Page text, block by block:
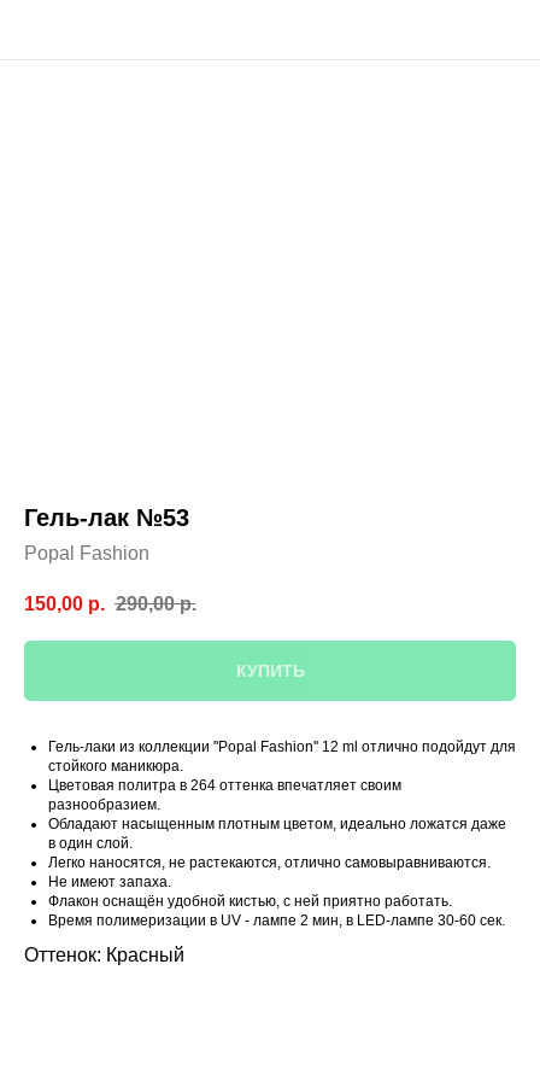
Гель-лак №53
Popal Fashion
150,00 р. 290,00 р.
КУПИТЬ
Гель-лаки из коллекции ''Popal Fashion'' 12 ml отлично подойдут для
стойкого маникюра.
Цветовая политра в 264 оттенка впечатляет своим
разнообразием.
Обладают насыщенным плотным цветом, идеально ложатся даже
в один слой.
Легко наносятся, не растекаются, отлично самовыравниваются.
Не имеют запаха.
Флакон оснащён удобной кистью, с ней приятно работать.
Время полимеризации в UV - лампе 2 мин, в LED-лампе 30-60 сек.
Оттенок: Красный